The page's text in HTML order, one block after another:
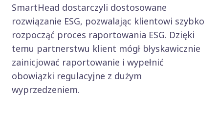
SmartHead dostarczyli dostosowane
rozwiązanie ESG, pozwalając klientowi szybko
rozpocząć proces raportowania ESG. Dzięki
temu partnerstwu klient mógł błyskawicznie
zainicjować raportowanie i wypełnić
obowiązki regulacyjne z dużym
wyprzedzeniem.